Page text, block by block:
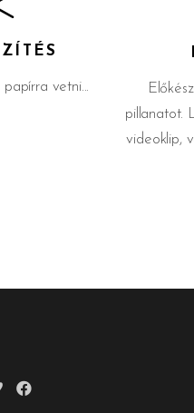
vetni...
pillanatot.
videoklip,